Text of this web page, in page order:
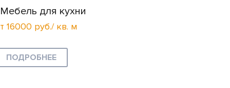
Мебель для кухни
16000 руб./ кв. м
ПОДРОБНЕЕ